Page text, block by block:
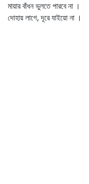
মায়ার বাঁধন ভুলতে পারবে না ।
দোহায় লাগে, দূরে যাইয়ো না ।